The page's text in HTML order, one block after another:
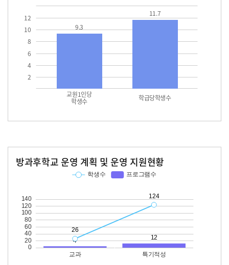
2
4
6
8
10
12
교원1인당
학생수 학급당학생수
9.3
11.7
방과후학교 운영 계획 및 운영 지원현황